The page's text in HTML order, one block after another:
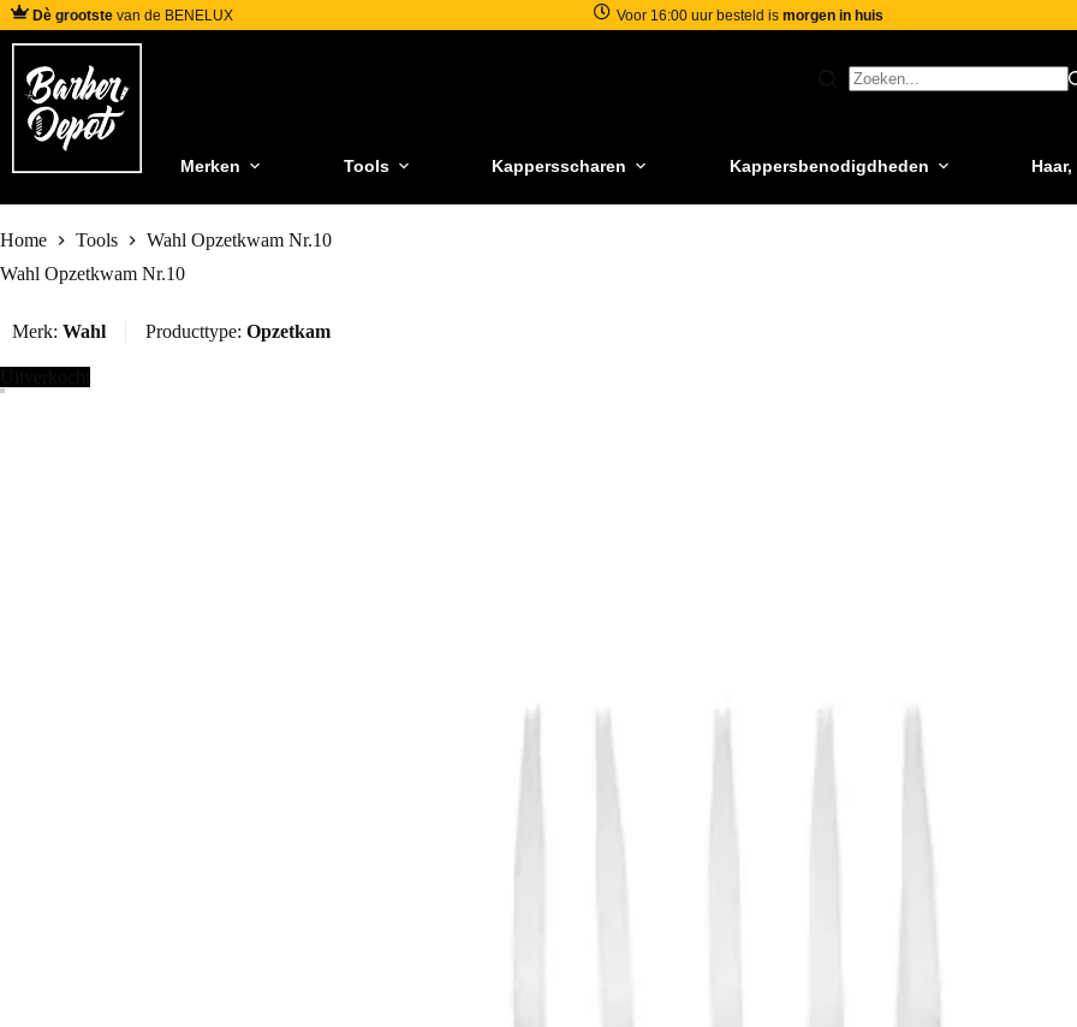
Dè grootste van de BENELUX Voor 16:00 uur besteld ismorgen in huis
Merken Tools Kappersscharen Kappersbenodigdheden
Home Tools
Wahl Opzetkwam Nr.10
Wahl Opzetkwam Nr.10
Merk: Wahl Producttype: Opzetkam